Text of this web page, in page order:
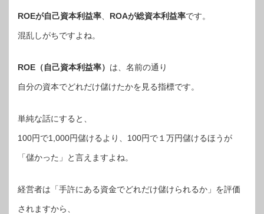
ROEが自己資本利益率 ROAが総資本利益率です。
混乱しがちですよね。
ROE（自己資本利益率） は、名前の通り
自分の資本でどれだけ儲けたかを見る指標です。
単純な話にすると、
100円で1,000円儲けるより、100円で１万円儲けるほうが
「儲かった」と言えますよね。
経営者は「手許にある資金でどれだけ儲けられるか」を評価
されますから、